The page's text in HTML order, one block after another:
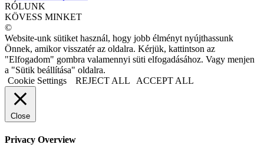
RÓLUNK
KÖVESS MINKET
©
Website-unk sütiket használ, hogy jobb élményt nyújthassunk
Önnek, amikor visszatér az oldalra. Kérjük, kattintson az
"Elfogadom" gombra valamennyi süti elfogadásához. Vagy menjen
a "Sütik beállítása" oldalra.
Cookie Settings
REJECT ALL ACCEPT ALL
Close
Privacy Overview